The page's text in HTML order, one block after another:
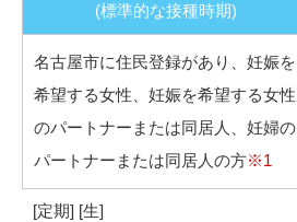
(標準的な接種時期)
名古屋市に住民登録があり、妊娠を
希望する女性、妊娠を希望する女性
のパートナーまたは同居人、妊婦の
パートナーまたは同居人の方※1
[定期] [生]